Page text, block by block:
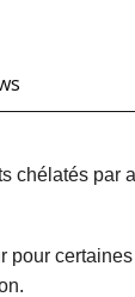
chélatés
pour